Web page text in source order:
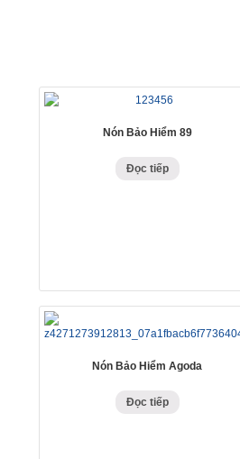
Nón Bảo Hiểm 89
Đọc tiếp
Nón Bảo Hiểm Agoda
Đọc tiếp